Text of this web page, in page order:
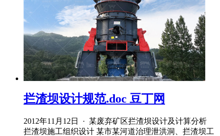
拦渣坝设计规范.doc 豆丁网
2012年11月12日 · 某废弃矿区拦渣坝设计及计算分析
拦渣坝施工组织设计 某市某河道治理泄洪洞、拦渣坝工